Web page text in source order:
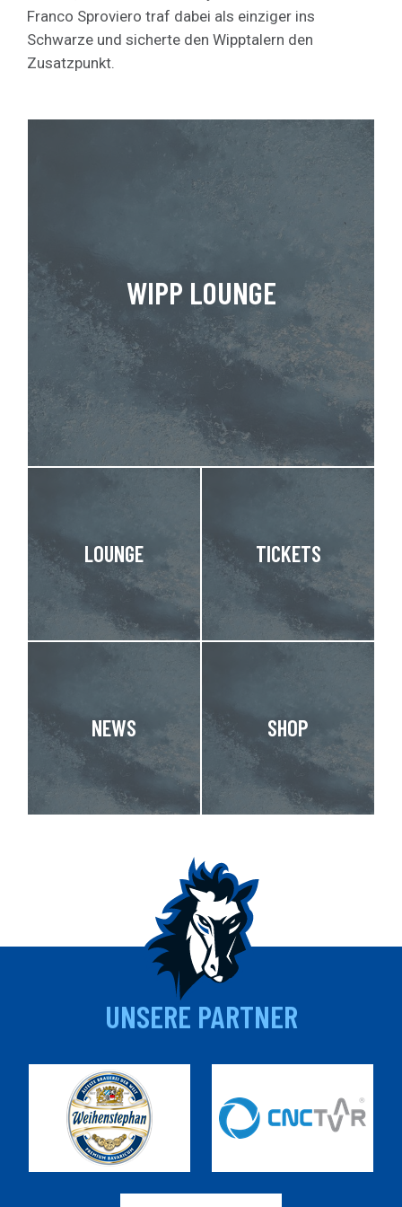
Franco Sproviero traf dabei als einziger ins
Schwarze und sicherte den Wipptalern den
Zusatzpunkt.
WIPP LOUNGE
LOUNGE TICKETS
NEWS SHOP
UNSERE PARTNER